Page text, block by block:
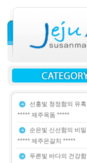
선홍빛 청정함의 유혹
***** 제주옥돔 *****
순은빛 신선함의 비밀
***** 제주은갈치 *****
푸른빛 바다의 건강함